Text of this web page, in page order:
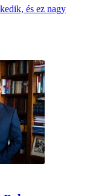
és ez nagy